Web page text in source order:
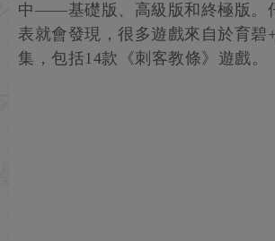
中——基礎版、高級版和終極版。
表就會發現，很多遊戲來自於育碧
集，包括14款《刺客教條》遊戲。